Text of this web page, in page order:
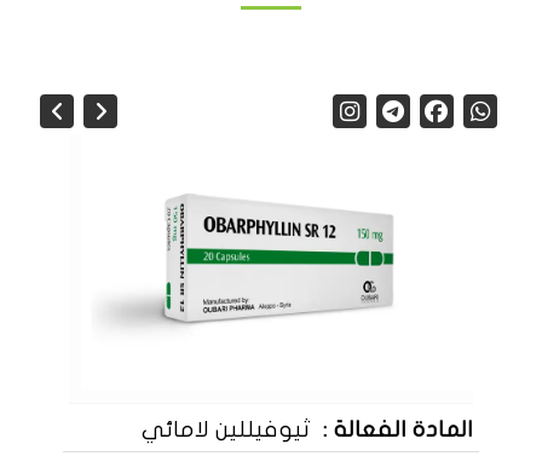
المادة الفعالة : ثيوفيللين لامائي